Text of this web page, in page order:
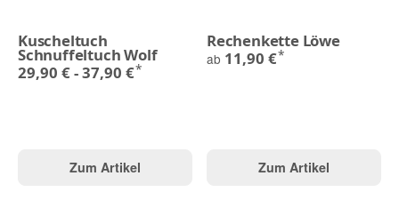
Kuscheltuch
Schnuffeltuch Wolf
29,90 € -37,90 €*
Zum Artikel
Rechenkette Löwe
ab 11,90 €*
Zum Artikel